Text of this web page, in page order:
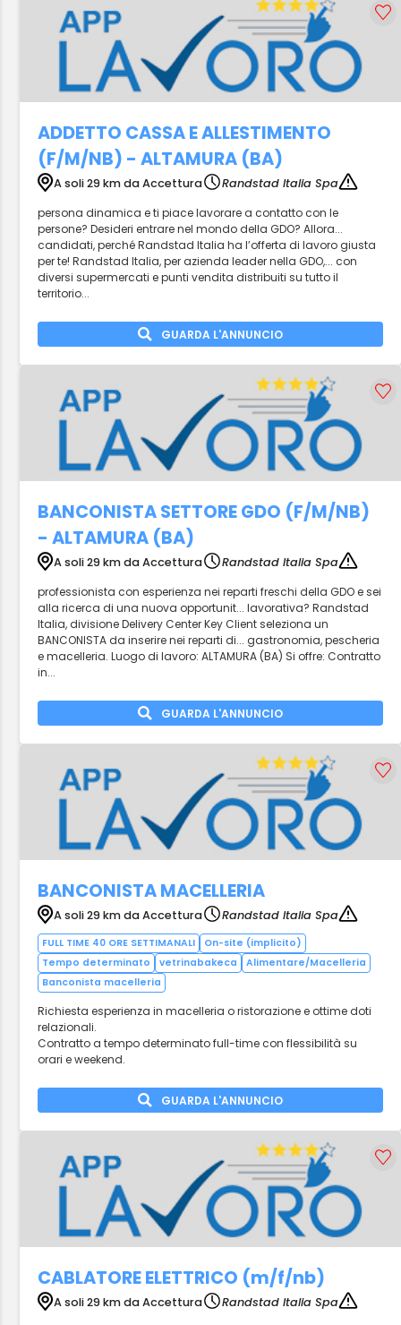
ADDETTO CASSA E ALLESTIMENTO
(F/M/NB) - ALTAMURA (BA)
A soli 29 km da Accettura
Randstad Italia Spa
persona dinamica e ti piace lavorare a contatto con le
persone? Desideri entrare nel mondo della GDO? Allora...
candidati, perché Randstad Italia ha l’offerta di lavoro giusta
per te! Randstad Italia, per azienda leader nella GDO,... con
diversi supermercati e punti vendita distribuiti su tutto il
territorio...
GUARDA L'ANNUNCIO
BANCONISTA SETTORE GDO (F/M/NB)
- ALTAMURA (BA)
A soli 29 km da Accettura
Randstad Italia Spa
professionista con esperienza nei reparti freschi della GDO e sei
alla ricerca di una nuova opportunit... lavorativa? Randstad
Italia, divisione Delivery Center Key Client seleziona un
BANCONISTA da inserire nei reparti di... gastronomia, pescheria
e macelleria. Luogo di lavoro: ALTAMURA (BA) Si offre: Contratto
in...
GUARDA L'ANNUNCIO
BANCONISTA MACELLERIA
A soli 29 km da Accettura Randstad Italia Spa
FULL TIME 40 ORE SETTIMANALI
On-site (implicito)
Tempo determinato
vetrinabakeca
Alimentare/Macelleria
Banconista macelleria
Richiesta esperienza in macelleria o ristorazione e ottime doti
relazionali.
Contratto a tempo determinato full-time con flessibilità su
orari e weekend.
GUARDA L'ANNUNCIO
CABLATORE ELETTRICO (m/f/nb)
A soli 29 km da Accettura
Randstad Italia Spa